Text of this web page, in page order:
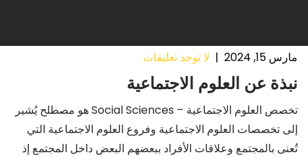
مارس 15, 2024 | لا توجد تعليقات
نبذة عن العلوم الاجتماعية
تخصص العلوم الاجتماعية – Social Sciences هو مصطلح يُشير
إلى تخصصات العلوم الاجتماعية وفروع العلوم الاجتماعية التي
تُعنى بالمجتمع وعلاقات الأفراد ببعضهم البعض داخل المجتمع إذ